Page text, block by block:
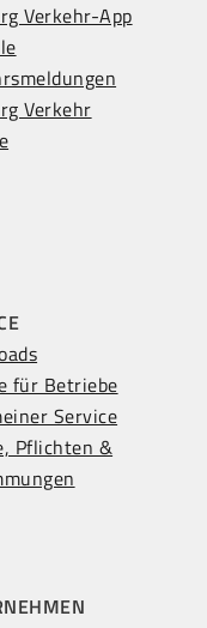
Verkehr-App
Verkehr
für Betriebe
Service
Pflichten &